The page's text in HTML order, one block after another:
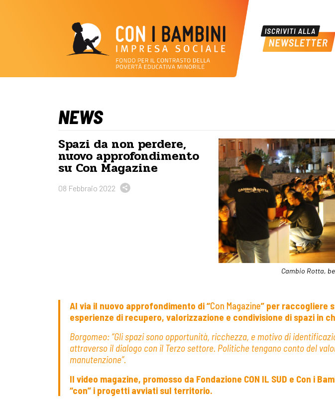
NEWS
Spazi da non perdere,
nuovo approfondimento
su Con Magazine
08 Febbraio 2022
Cambio Rotta,
Al via il nuovo approfondimento di “Con Magazine” per raccogliere
esperienze di recupero, valorizzazione e condivisione di spazi in
Borgomeo: “Gli spazi sono opportunità, ricchezza, e motivo di
attraverso il dialogo con il Terzo settore. Politiche tengano conto del
manutenzione”.
Il video magazine, promosso da Fondazione CON IL SUD e Con i
“con” i progetti avviati sul territorio.